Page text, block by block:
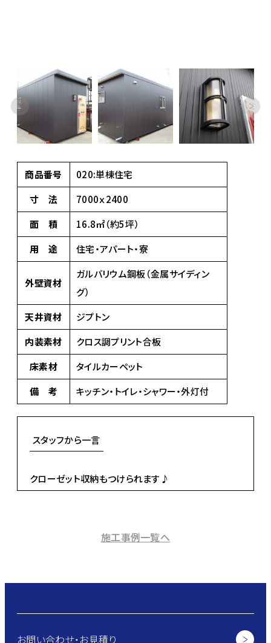
商品番号
020:単棟住宅
寸 法
7000ｘ2400
面 積
16.8㎡（約5坪）
用 途
住宅・アパート・寮
外壁資材
ガルバリウム鋼板（金属サイディン
グ）
天井資材
ジプトン
内装素材
クロス調プリント合板
床素材
タイルカーペット
備 考
キッチン・トイレ・シャワー・外灯付
スタッフから一言
クローゼット収納もつけられます♪
施工事例一覧へ
お問い合わせ・お見積り